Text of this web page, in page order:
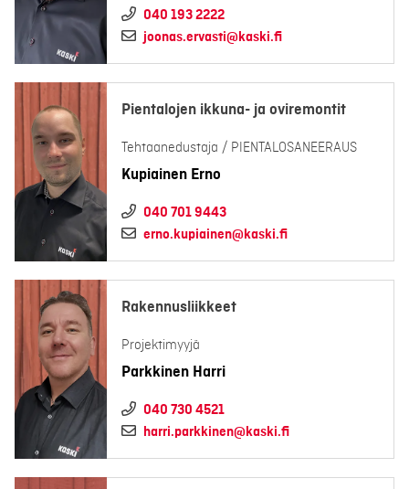
040 193 2222
joonas.ervasti@kaski.fi
Pientalojen ikkuna- ja oviremontit
Tehtaanedustaja / PIENTALOSANEERAUS
Kupiainen Erno
040 701 9443
erno.kupiainen@kaski.fi
Rakennusliikkeet
Projektimyyjä
Parkkinen Harri
040 730 4521
harri.parkkinen@kaski.fi